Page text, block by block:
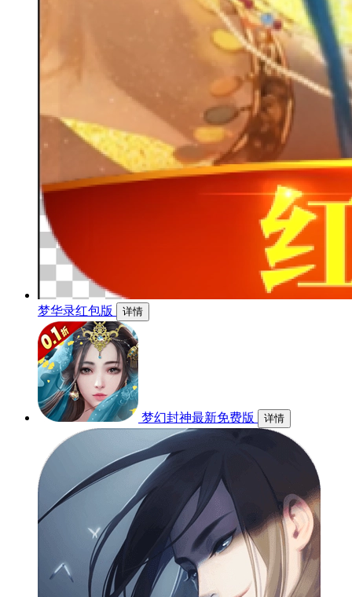
梦华录红包版 详情
梦幻封神最新免费版 详情